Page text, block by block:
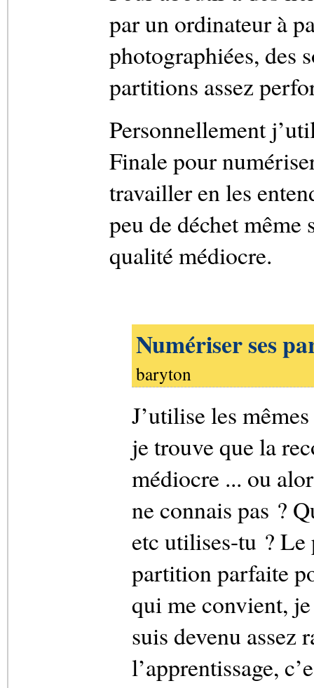
par un ordinateur à
photographiées, des
partitions assez
Personnellement
Finale pour
travailler en les
peu de déchet même
qualité médiocre.
Numériser ses
baryton
J’utilise les
je trouve que la
médiocre ... ou
ne connais pas ?
etc utilises-tu ? Le
partition parfaite
qui me convient,
suis devenu assez
l’apprentissage,